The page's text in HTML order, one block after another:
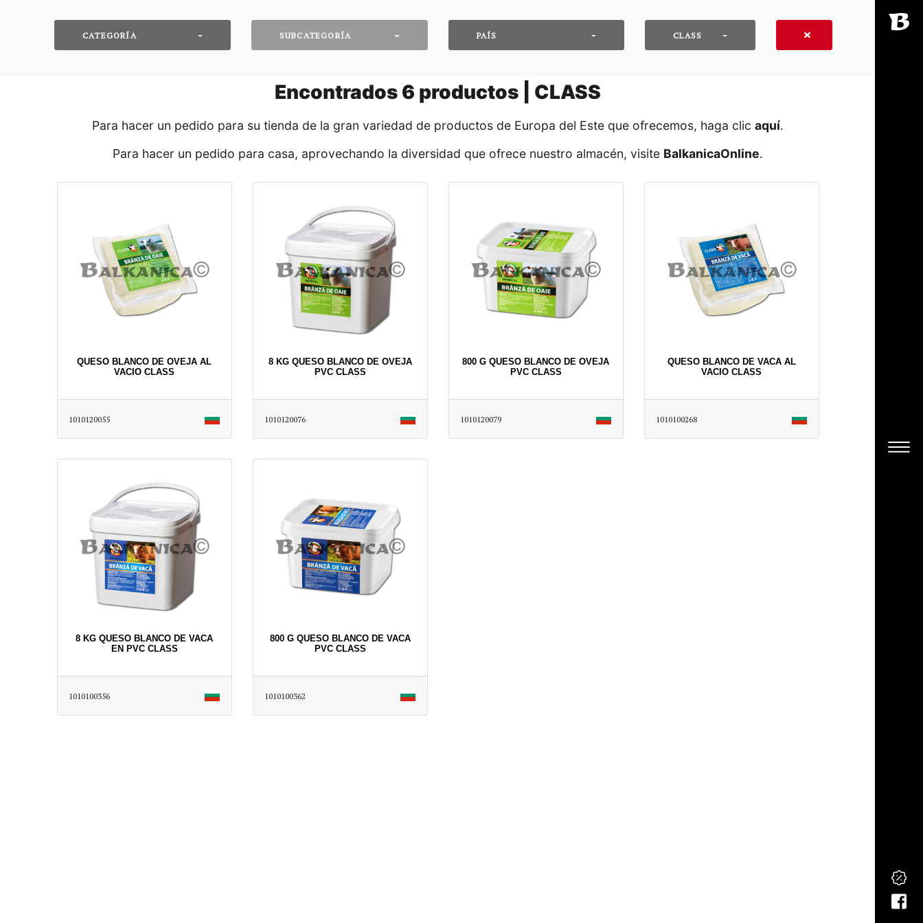
CATEGORÍA SUBCATEGORÍA PAÍS CLASS
Encontrados 6 productos | CLASS
Para hacer un pedido para su tienda de la gran variedad de productos de Europa del Este que ofrecemos, haga clic aquí․
Para hacer un pedido para casa, aprovechando la diversidad que ofrece nuestro almacén, visite BalkanicaOnline․
QUESO BLANCO DE OVEJA AL
VACIO CLASS
1010120055
8 KG QUESO BLANCO DE OVEJA
PVC CLASS
1010120076
800 G QUESO BLANCO DE OVEJA
PVC CLASS
1010120079
QUESO BLANCO DE VACA AL
VACIO CLASS
1010100268
8 KG QUESO BLANCO DE VACA
EN PVC CLASS
1010100356
800 G QUESO BLANCO DE VACA
PVC CLASS
1010100362